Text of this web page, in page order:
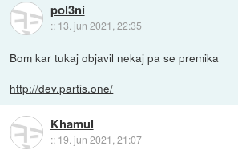
pol3ni
:: 13. jun 2021, 22:35
Bom kar tukaj objavil nekaj pa se premika
http://dev.partis.one/
Khamul
:: 19. jun 2021, 21:07